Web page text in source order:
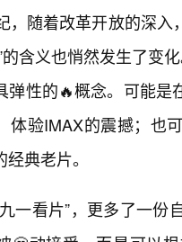
，随着改革开放的深
的含义也悄然发生了变
弹性的🔥概念。可能
体验IMAX的震撼；也
典老片。
一看片”，更多了一